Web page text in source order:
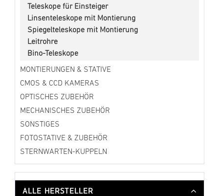
Teleskope für Einsteiger
Linsenteleskope mit Montierung
Spiegelteleskope mit Montierung
Leitrohre
Bino-Teleskope
MONTIERUNGEN & STATIVE
CMOS & CCD KAMERAS
OPTISCHES ZUBEHÖR
MECHANISCHES ZUBEHÖR
SONSTIGES
FOTOSTATIVE & ZUBEHÖR
STERNWARTEN-KUPPELN
ALLE HERSTELLER